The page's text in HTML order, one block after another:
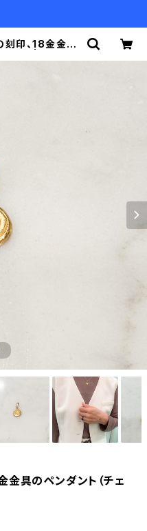
印、18金金具
金具のペンダント（チェ